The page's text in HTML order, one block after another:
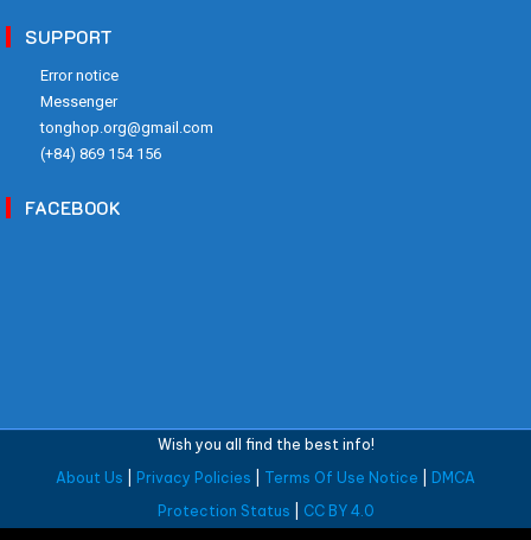
SUPPORT
Error notice
Messenger
tonghop.org@gmail.com
(+84) 869 154 156
FACEBOOK
Wish you all find the best info!
About Us
Privacy Policies Terms Of Use Notice
DMCA
Protection Status
CC BY 4.0